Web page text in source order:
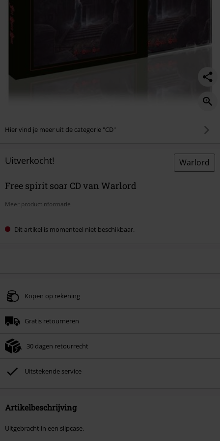
Hier vind je meer uit de categorie "CD"
Uitverkocht! Warlord
Free spirit soar CD van Warlord
Meer productinformatie
Dit artikel is momenteel niet beschikbaar.
Kopen op rekening
Gratis retourneren
30 dagen retourrecht
Uitstekende service
Artikelbeschrijving
Uitgebracht in een slipcase.